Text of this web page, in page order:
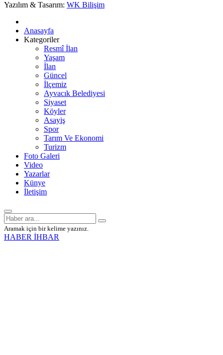
Yazılım & Tasarım: WK Bilişim
Anasayfa
Kategoriler
Resmî İlan
Yaşam
İlan
Güncel
İlçemiz
Ayvacık Belediyesi
Siyaset
Köyler
Asayiş
Spor
Tarım Ve Ekonomi
Turizm
Foto Galeri
Video
Yazarlar
Künye
İletişim
Aramak için bir kelime yazınız.
HABER İHBAR